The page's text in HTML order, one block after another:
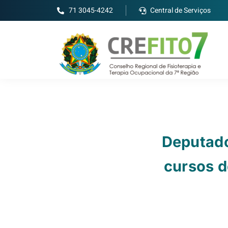
71 3045-4242 Central de Serviços
cursos